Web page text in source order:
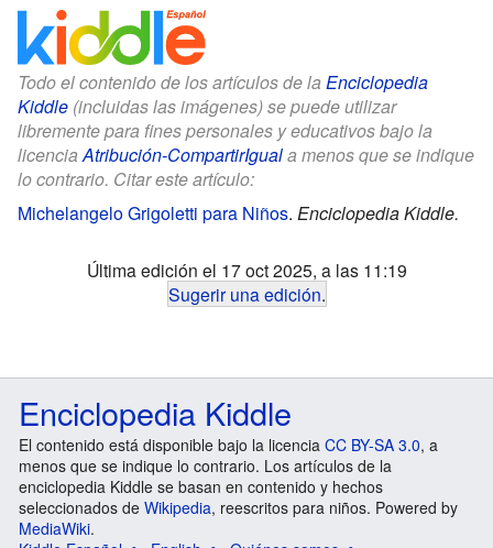
Todo el contenido de los artículos de la Enciclopedia
Kiddle (incluidas las imágenes) se puede utilizar
libremente para fines personales y educativos bajo la
licencia Atribución-CompartirIguala menos que se indique
lo contrario. Citar este artículo:
Michelangelo Grigoletti para Niños. Enciclopedia Kiddle.
Última edición el 17 oct 2025, a las 11:19
Sugerir una edición.
Enciclopedia Kiddle
El contenido está disponible bajo la licencia CC BY-SA 3.0, a
menos que se indique lo contrario. Los artículos de la
enciclopedia Kiddle se basan en contenido y hechos
seleccionados de Wikipedia, reescritos para niños. Powered by
MediaWiki.